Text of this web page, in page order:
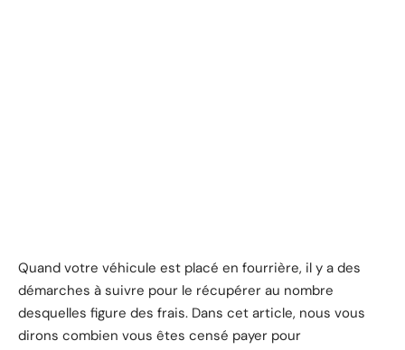
Quand votre véhicule est placé en fourrière, il y a des
démarches à suivre pour le récupérer au nombre
desquelles figure des frais. Dans cet article, nous vous
dirons combien vous êtes censé payer pour